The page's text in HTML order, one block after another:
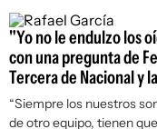
"Yo no le endulzo los
con una pregunta de
Tercera de Nacional y
“Siempre los nuestros
de otro equipo, tienen